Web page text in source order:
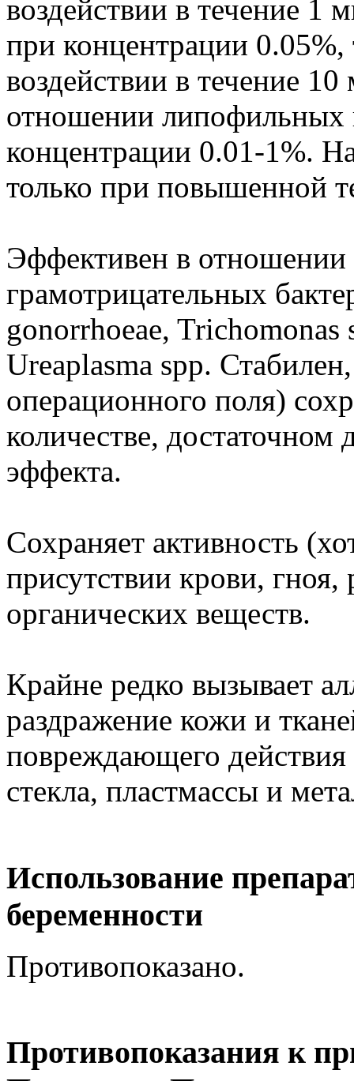
воздействии в течение 1
при концентрации
воздействии в течение
отношении липофильных
концентрации 0.01-1%.
только при повышенной
Эффективен в
грамотрицательных
gonorrhoeae,
Ureaplasma spp.
операционного поля)
количестве, достаточном
эффекта.
Сохраняет активность
присутствии крови, гноя,
органических веществ.
Крайне редко вызывает
раздражение кожи и
повреждающего действия
стекла, пластмассы и
Использование
беременности
Противопоказано.
Противопоказания к